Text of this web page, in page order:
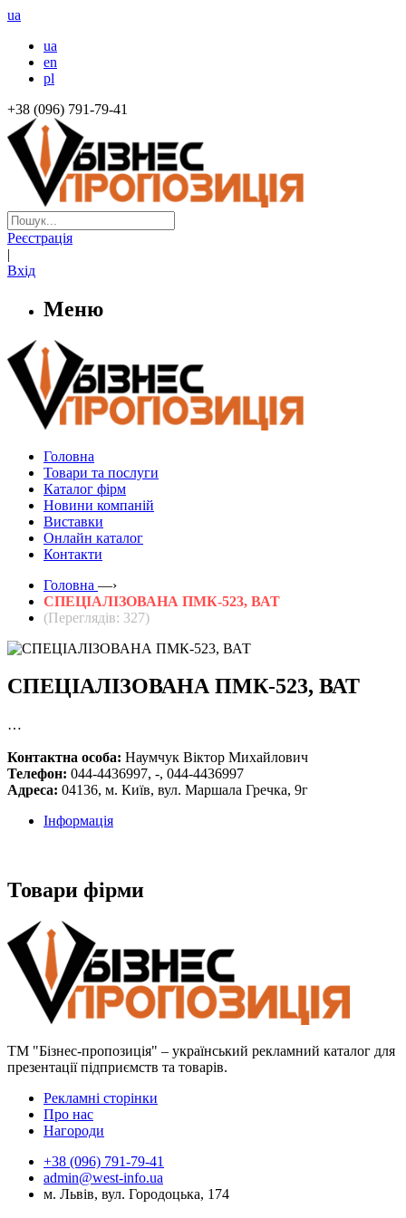
ua
ua
en
pl
+38 (096) 791-79-41
Реєстрація
|
Вхід
Меню
Головна
Товари та послуги
Каталог фірм
Новини компаній
Виставки
Онлайн каталог
Контакти
Головна —›
СПЕЦІАЛІЗОВАНА ПМК-523, ВАТ
(Переглядів: 327)
СПЕЦІАЛІЗОВАНА ПМК-523, ВАТ
…
Контактна особа: Наумчук Віктор Михайлович
Телефон: 044-4436997, -, 044-4436997
Адреса: 04136, м. Київ, вул. Маршала Гречка, 9г
Інформація
Товари фірми
ТМ "Бізнес-пропозиція" – український рекламний каталог для
презентації підприємств та товарів.
Рекламні сторінки
Про нас
Нагороди
+38 (096) 791-79-41
admin@west-info.ua
м. Львів, вул. Городоцька, 174